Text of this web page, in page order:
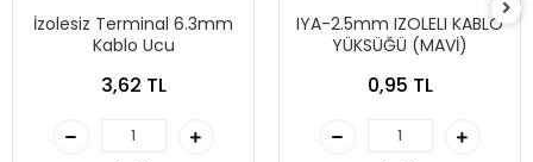
İzolesiz Terminal 6.3mm
Kablo Ucu
3,62 TL
IYA-2.5mm IZOLELI KABLO
YÜKSÜĞÜ (MAVİ)
0,95 TL